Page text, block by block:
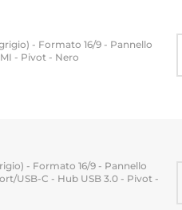
- Formato 16/9 - Pannello
- Pivot - Nero
- Formato 16/9 - Pannello
USB-C - Hub USB 3.0 - Pivot -